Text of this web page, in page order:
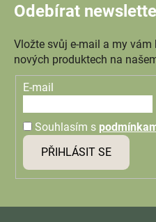
Odebírat
Vložte svůj e-mail a my
nových produktech na
E-mail
Souhlasím s
PŘIHLÁSIT SE